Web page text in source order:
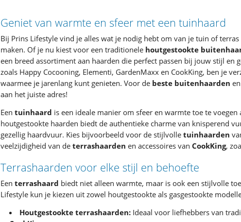
Geniet van warmte en sfeer met een tuinhaard
Bij Prins Lifestyle vind je alles wat je nodig hebt om van je tuin of
maken. Of je nu kiest voor een traditionele houtgestookte
een breed assortiment aan haarden die perfect passen bij jouw stijl en
zoals Happy Cocooning, Elementi, GardenMaxx en CookKing, ben je
waarmee je jarenlang kunt genieten. Voor de beste buitenhaarden
aan het juiste adres!
Een tuinhaard is een ideale manier om sfeer en warmte toe te
houtgestookte haarden biedt de authentieke charme van knisperend
gezellig haardvuur. Kies bijvoorbeeld voor de stijlvolle tuinhaarden
veelzijdigheid van de terrashaarden en accessoires van CookKing,
Terrashaarden voor elke stijl en behoefte
Een terrashaard biedt niet alleen warmte, maar is ook een stijlvolle
Lifestyle kun je kiezen uit zowel houtgestookte als gasgestookte
Houtgestookte terrashaarden: Ideaal voor liefhebbers van